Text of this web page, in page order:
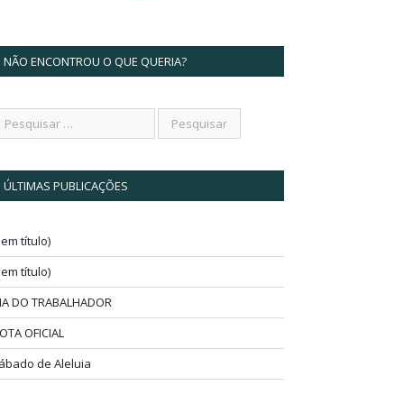
NÃO ENCONTROU O QUE QUERIA?
ÚLTIMAS PUBLICAÇÕES
título)
título)
DO TRABALHADOR
OFICIAL
de Aleluia